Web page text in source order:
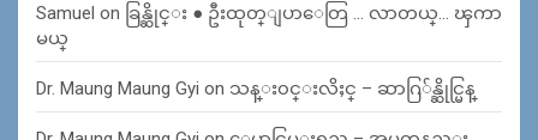
Samuel on ခြန္ဆိုင္း ● ဦးထုတ္ျပာေတြ … လာတယ္… ၾကာ
မယ္
Dr. Maung Maung Gyi on သန္း၀င္းလိႈင္ – ဆာဂြ်န္ဆိုင္မြန္